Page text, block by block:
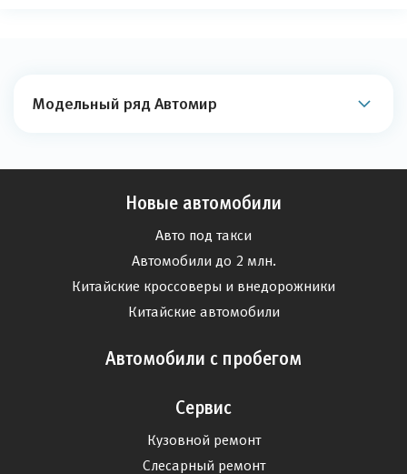
Модельный ряд Автомир
Новые автомобили
Авто под такси
Автомобили до 2 млн.
Китайские кроссоверы и внедорожники
Китайские автомобили
Автомобили с пробегом
Сервис
Кузовной ремонт
Слесарный ремонт